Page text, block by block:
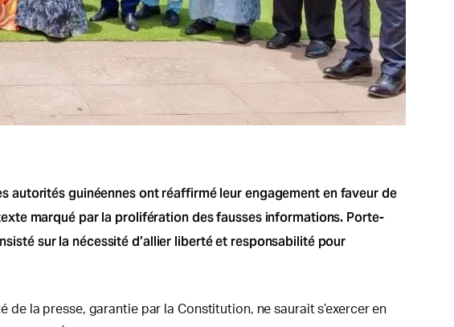
autorités guinéennes ont réaffirmé leur engagement en faveur de
marqué par la prolifération des fausses informations. Porte-
sur la nécessité d’allier liberté et responsabilité pour
la presse, garantie par la Constitution, ne saurait s’exercer en